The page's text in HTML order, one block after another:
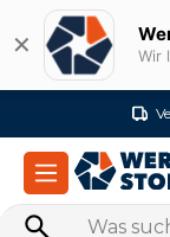
Zum
✕ Wir